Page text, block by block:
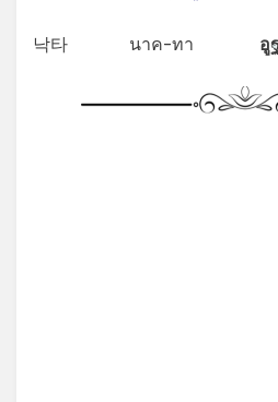
낙타 นาค-ทา อู